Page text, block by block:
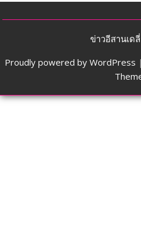
ข่าวอีสานเด
Proudly powered by WordPress |